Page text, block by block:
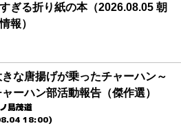
ぎる折り紙の本（2026.08.05 朝
報）
きな唐揚げが乗ったチャーハン～
ーハン部活動報告（傑作選）
島茂道
18:00)